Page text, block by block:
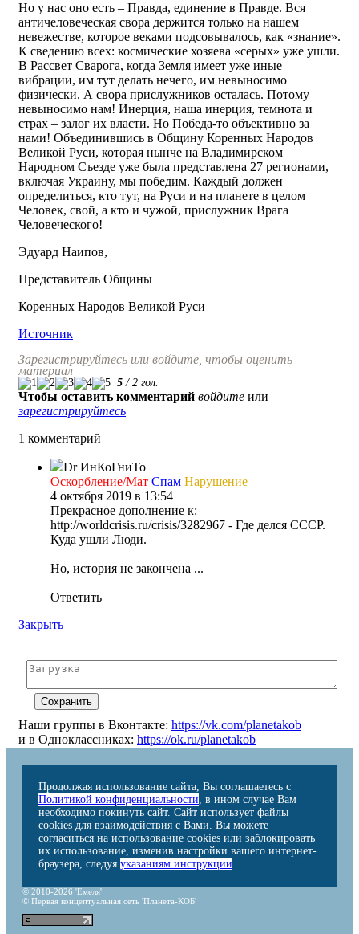
Но у нас оно есть – Правда, единение в Правде. Вся
античеловеческая свора держится только на нашем
невежестве, которое веками подсовывалось, как «знание».
К сведению всех: космические хозяева «серых» уже ушли.
В Рассвет Сварога, когда Земля имеет уже иные
вибрации, им тут делать нечего, им невыносимо
физически. А свора прислужников осталась. Потому
невыносимо нам! Инерция, наша инерция, темнота и
страх – залог их власти. Но Победа-то объективно за
нами! Объединившись в Общину Коренных Народов
Великой Руси, которая нынче на Владимирском
Народном Съезде уже была представлена 27 регионами,
включая Украину, мы победим. Каждый должен
определиться, кто тут, на Руси и на планете в целом
Человек, свой, а кто и чужой, прислужник Врага
Человеческого!
Эдуард Наипов,
Представитель Общины
Коренных Народов Великой Руси
Источник
Зарегистрируйтесь или войдите, чтобы оценить
материал
5 / 2 гол.
Чтобы оставить комментарий войдите или
зарегистрируйтесь
1 комментарий
Dr ИнКоГниТо
Оскорбление/Мат Спам Нарушение
4 октября 2019 в 13:54
Прекрасное дополнение к:
http://worldcrisis.ru/crisis/3282967 - Где делся СССР.
Куда ушли Люди.
Но, история не закончена ...
Ответить
Закрыть
Наши группы в Вконтакте: https://vk.com/planetakob
и в Одноклассниках: https://ok.ru/planetakob
Продолжая использование сайта, Вы соглашаетесь с
Политикой конфиденциальности, в ином случае Вам
необходимо покинуть сайт. Сайт использует файлы
cookies для взаимодействия с Вами. Вы можете
согласиться на использование cookies или заблокировать
их использование, изменив настройки вашего интернет-
браузера, следуя указаниям инструкции.
© 2010-2026 'Емеля'
© Первая концептуальная сеть 'Планета-КОБ'